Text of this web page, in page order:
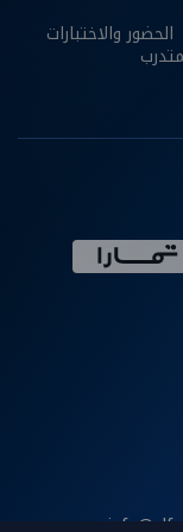
الحضور والاختبارات